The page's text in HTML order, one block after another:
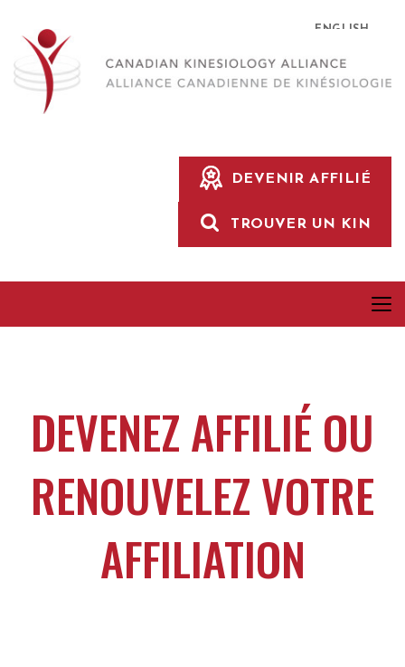
ENGLISH
DEVENIR AFFILIÉ
TROUVER UN KIN
DEVENEZ AFFILIÉ OU
RENOUVELEZ VOTRE
AFFILIATION